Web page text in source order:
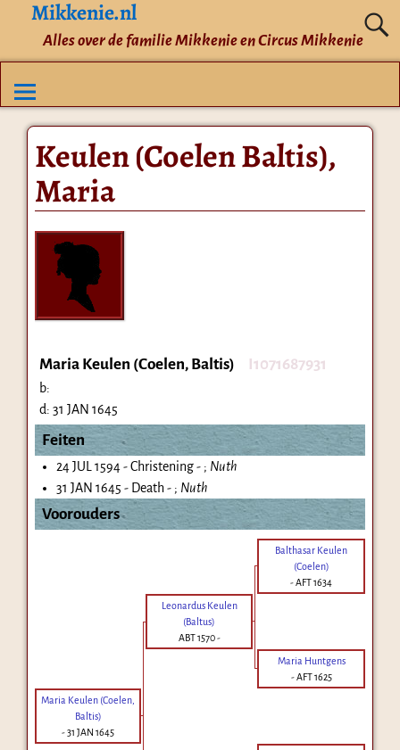
Mikkenie.nl
Alles over de familie Mikkenie en Circus Mikkenie
Keulen (Coelen Baltis),
Maria
Maria Keulen (Coelen, Baltis) I1071687931
b:
d: 31 JAN 1645
Feiten
24 JUL 1594 - Christening - ; Nuth
31 JAN 1645 - Death - ; Nuth
Voorouders
Balthasar Keulen
(Coelen)
-AFT 1634
Leonardus Keulen
(Baltus)
ABT 1570-
Maria Huntgens
-AFT 1625
Maria Keulen (Coelen,
Baltis)
-31 JAN 1645